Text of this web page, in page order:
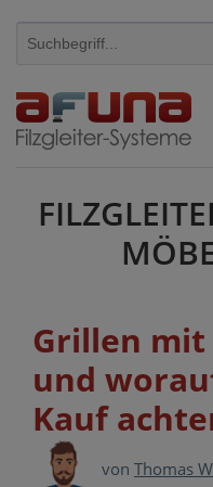
Skip
Grillen mit
und
Kauf
von Thomas